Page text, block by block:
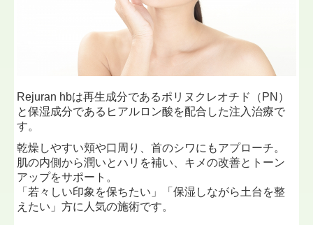
Rejuran hbは再生成分であるポリヌクレオチド（PN）
と保湿成分であるヒアルロン酸を配合した注入治療で
す。
乾燥しやすい頬や口周り、首のシワにもアプローチ。
肌の内側から潤いとハリを補い、キメの改善とトーン
アップをサポート。
「若々しい印象を保ちたい」「保湿しながら土台を整
えたい」方に人気の施術です。